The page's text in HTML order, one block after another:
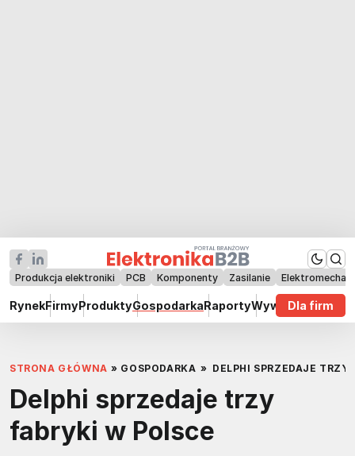
Produkcja elektroniki PCB Komponenty Zasilanie
RynekFirmyProduktyGospodarkaRaportyWywiadyDla firm
STRONA GŁÓWNA » GOSPODARKA » DELPHI SPRZEDAJE TRZY
Delphi sprzedaje trzy
fabryki w Polsce